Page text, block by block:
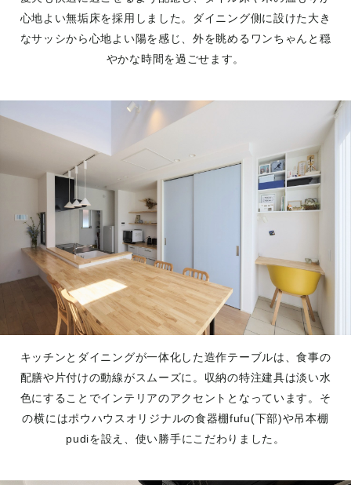
心地よい無垢床を採用しました。ダイニング側に設けた大き
なサッシから心地よい陽を感じ、外を眺めるワンちゃんと穏
やかな時間を過ごせます。
キッチンとダイニングが一体化した造作テーブルは、食事の
配膳や片付けの動線がスムーズに。収納の特注建具は淡い水
色にすることでインテリアのアクセントとなっています。そ
の横にはポウハウスオリジナルの食器棚fufu(下部)や吊本棚
pudiを設え、使い勝手にこだわりました。